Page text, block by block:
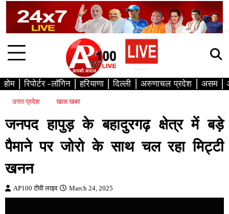
content
होम रिपोर्टर -लॉगिन हरियाणा दिल्ली अरुणाचल प्रदेश असम
उत्तर प्रदेश खास खबर
जनपद हापुड़ के बहादुरगढ़ क्षेत्र में बड़े
पैमाने पर जोरो के साथ चल रहा मिट्टी
खनन
AP100 टीवी लाइव March 24, 2025